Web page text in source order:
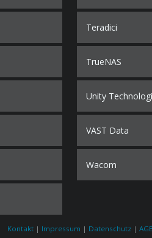
Teradici
TrueNAS
Unity
VAST Data
Wacom
Kontakt | Impressum | Datenschutz |